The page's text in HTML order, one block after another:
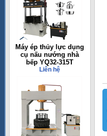
Máy ép thủy lực dụng
cụ nấu nướng nhà
bếp YQ32-315T
Liên hệ